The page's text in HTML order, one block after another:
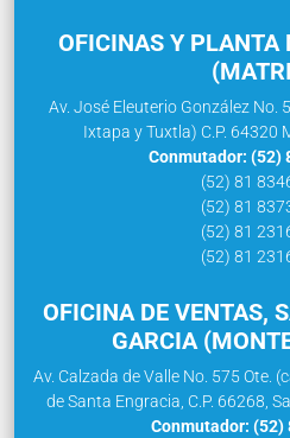
OFICINAS Y PLANTA
Av. José Eleuterio González No.
Ixtapa y Tuxtla) C.P. 64320
Conmutador: (52)
(52) 81
(52) 81
(52) 81
(52) 81
OFICINA DE VENTAS,
GARCIA
Av. Calzada de Valle No. 575 Ote.
de Santa Engracia, C.P. 66268,
Conmutador: (52)